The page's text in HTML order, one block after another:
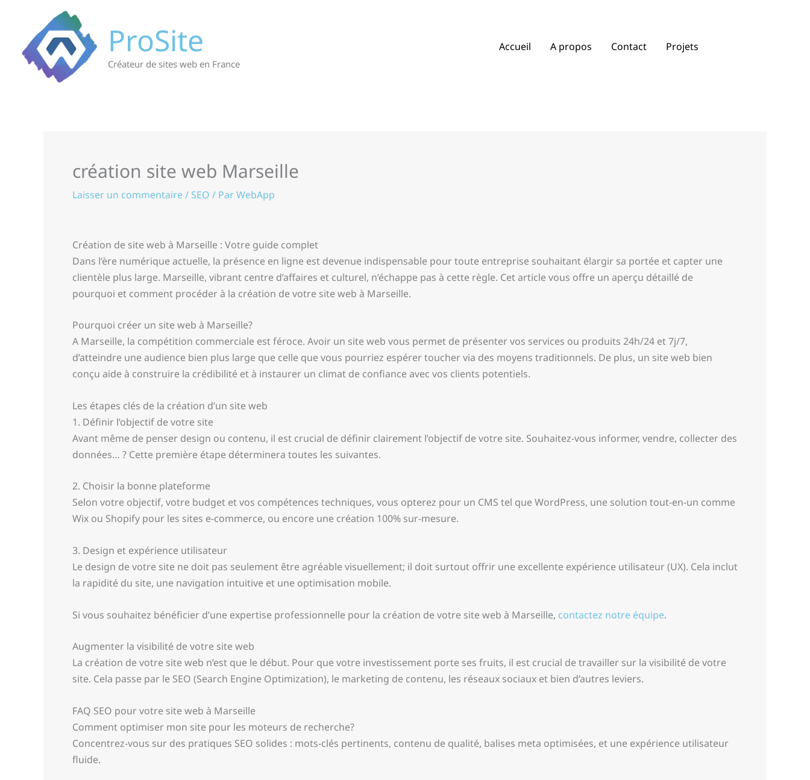
contenu
ProSite
Créateur de sites web en France
Accueil A propos Contact Projets
création site web Marseille
Laisser un commentaire/ SEO / ParWebApp
Création de site web à Marseille : Votre guide complet
Dans l’ère numérique actuelle, la présence en ligne est devenue indispensable pour toute entreprise souhaitant élargir sa portée et capter une
clientèle plus large. Marseille, vibrant centre d’affaires et culturel, n’échappe pas à cette règle. Cet article vous offre un aperçu détaillé de
pourquoi et comment procéder à la création de votre site web à Marseille.
Pourquoi créer un site web à Marseille?
A Marseille, la compétition commerciale est féroce. Avoir un site web vous permet de présenter vos services ou produits 24h/24 et 7j/7,
d’atteindre une audience bien plus large que celle que vous pourriez espérer toucher via des moyens traditionnels. De plus, un site web bien
conçu aide à construire la crédibilité et à instaurer un climat de confiance avec vos clients potentiels.
Les étapes clés de la création d’un site web
1. Définir l’objectif de votre site
Avant même de penser design ou contenu, il est crucial de définir clairement l’objectif de votre site. Souhaitez-vous informer, vendre, collecter des
données… ? Cette première étape déterminera toutes les suivantes.
2. Choisir la bonne plateforme
Selon votre objectif, votre budget et vos compétences techniques, vous opterez pour un CMS tel que WordPress, une solution tout-en-un comme
Wix ou Shopify pour les sites e-commerce, ou encore une création 100% sur-mesure.
3. Design et expérience utilisateur
Le design de votre site ne doit pas seulement être agréable visuellement; il doit surtout offrir une excellente expérience utilisateur (UX). Cela inclut
la rapidité du site, une navigation intuitive et une optimisation mobile.
Si vous souhaitez bénéficier d’une expertise professionnelle pour la création de votre site web à Marseille, contactez notre équipe.
Augmenter la visibilité de votre site web
La création de votre site web n’est que le début. Pour que votre investissement porte ses fruits, il est crucial de travailler sur la visibilité de votre
site. Cela passe par le SEO (Search Engine Optimization), le marketing de contenu, les réseaux sociaux et bien d’autres leviers.
FAQ SEO pour votre site web à Marseille
Comment optimiser mon site pour les moteurs de recherche?
Concentrez-vous sur des pratiques SEO solides : mots-clés pertinents, contenu de qualité, balises meta optimisées, et une expérience utilisateur
fluide.